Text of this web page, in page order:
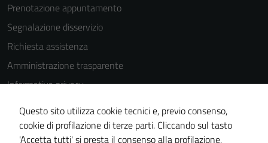
Prenotazione appuntamento
Segnalazione disservizio
Richiesta assistenza
Amministrazione trasparente
Informativa privacy
Cookie Policy
Note legali
Questo sito utilizza cookie tecnici e, previo consenso,
cookie di profilazione di terze parti. Cliccando sul tasto
'Accetta tutti' si presta il consenso alla profilazione,